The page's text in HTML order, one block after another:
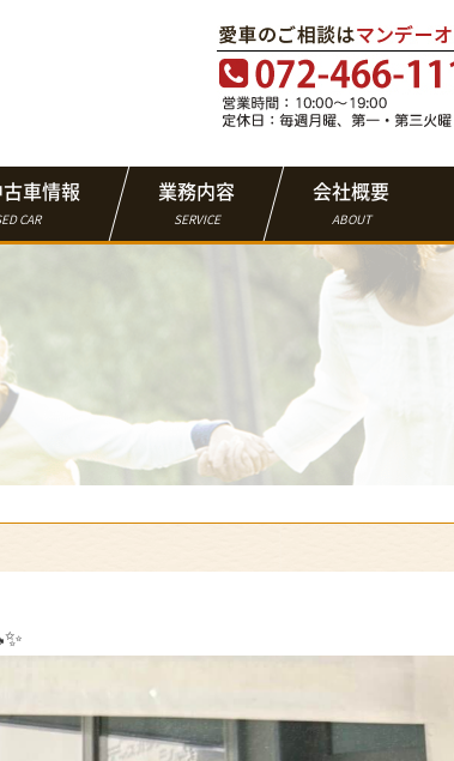
車情報
CAR
業務内容
SERVICE
会社概要
ABOUT